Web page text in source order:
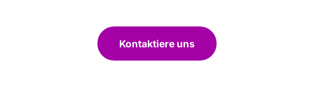
Kontaktiere uns